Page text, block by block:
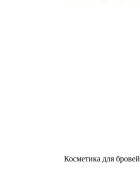
Косметика для бровей